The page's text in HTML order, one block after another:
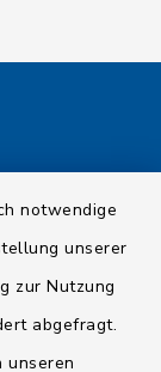
notwendige
unserer
zur Nutzung
abgefragt.
unseren